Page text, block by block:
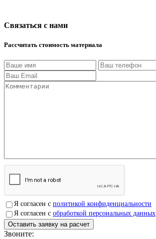
Связаться с нами
Рассчитать стоимость материала
Я согласен с политикой конфиденциальности
Я согласен с обработкой персональных данных
Звоните: